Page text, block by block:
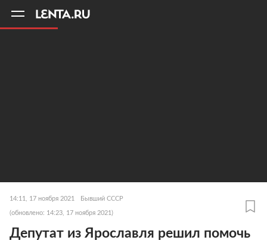
14:11, 17 ноября 2021 Бывший СССР
(обновлено: 14:23, 17 ноября 2021)
Депутат из Ярославля решил помочь